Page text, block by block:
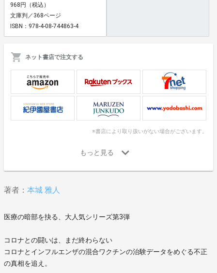
968円（税込）
文庫判／368ページ
ISBN：978-4-08-744863-4
ネット書店で注文する
※書店により取り扱いがない場合がございます。
著者： 本城 雅人
医療の暗部を抉る、大人気シリーズ第3弾
コロナとの闘いは、まだ終わらない
コロナとインフルエンザの混合ワクチンの治験データをめぐる不正
の真相を追え。